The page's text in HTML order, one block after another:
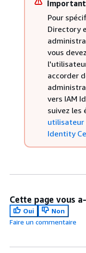
Important
Pour
Directory
vous
accorder
vers IAM
suivez les
utilisateur
Identity
Cette page vous
Oui
Non
Faire un commentaire